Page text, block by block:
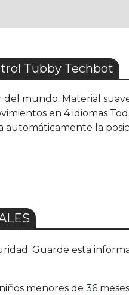
Tubby Techbot
mundo. Material
en 4 idiomas
automáticamente la
Guarde esta
menores de 36